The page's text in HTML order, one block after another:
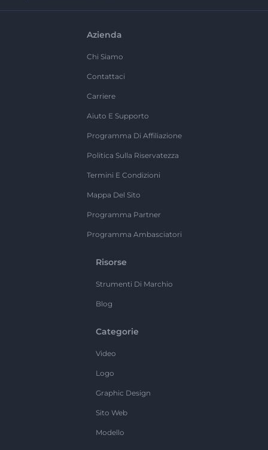
Azienda
Chi Siamo
Contattaci
Carriere
Aiuto E Supporto
Programma Di Affiliazione
Politica Sulla Riservatezza
Termini E Condizioni
Mappa Del Sito
Programma Partner
Programma Ambasciatori
Risorse
Strumenti Di Marchio
Blog
Categorie
Video
Logo
Graphic Design
Sito Web
Modello